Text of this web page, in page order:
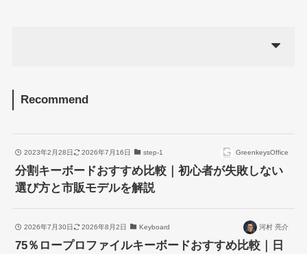
Recommend
2023年2月28日 2026年7月16日 step-1 GreenkeysOffice
分割キーボードおすすめ比較｜初心者が失敗しない
選び方と市販モデルを解説
2026年7月30日 2026年8月2日 Keyboard 河村 亮介
75％ロープロファイルキーボードおすすめ比較｜日